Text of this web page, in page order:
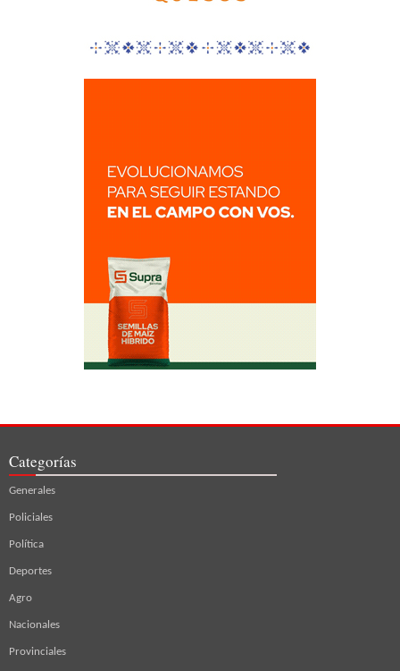
Categorías
Generales
Policiales
Política
Deportes
Agro
Nacionales
Provinciales